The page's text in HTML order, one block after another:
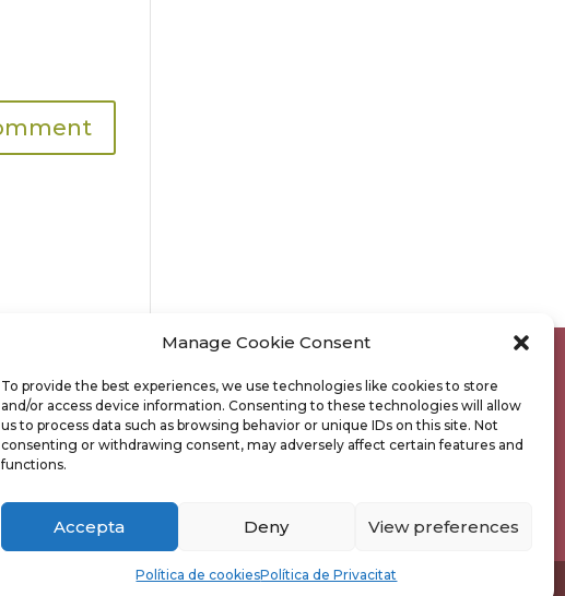
Manage Cookie Consent
To provide the best experiences, we use technologies like cookies to store
and/or access device information. Consenting to these technologies will allow
us to process data such as browsing behavior or unique IDs on this site. Not
consenting or withdrawing consent, may adversely affect certain features and
functions.
Accepta Deny View preferences
Política de cookiesPolítica de Privacitat
POLÍTICA DE PRIVACITAT
POLÍTICA DE COOKIES